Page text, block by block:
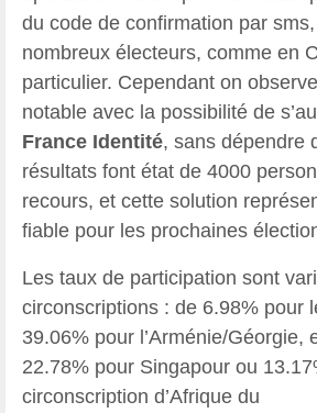
du code de confirmation par
nombreux électeurs, comme en
particulier. Cependant on
notable avec la possibilité de
France Identité, sans dépendre
résultats font état de 4000
recours, et cette solution
fiable pour les prochaines
Les taux de participation sont
circonscriptions : de 6.98% pour
39.06% pour l’Arménie/Géorgie,
22.78% pour Singapour ou
circonscription d’Afrique du